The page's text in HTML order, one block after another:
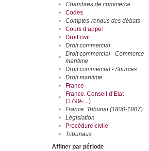
•
Chambres de commerce
•
Codes
•
Comptes-rendus des débats
•
Cours d’appel
•
Droit civil
•
Droit commercial
•
Droit commercial - Commerce
maritime
• Droit commercial - Sources
•
Droit maritime
•
France
•
France. Conseil d’Etat
(1799-....)
• France. Tribunat (1800-1807)
•
Législation
•
Procédure civile
•
Tribunaux
Affiner par période